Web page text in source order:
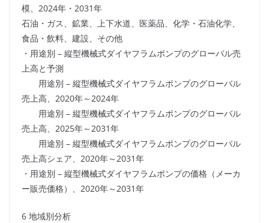
模、2024年・2031年
石油・ガス、鉱業、上下水道、医薬品、化学・石油化学、
食品・飲料、建設、その他
・用途別 – 縦型機械式ダイヤフラムポンプのグローバル売
上高と予測
用途別 – 縦型機械式ダイヤフラムポンプのグローバル
売上高、2020年～2024年
用途別 – 縦型機械式ダイヤフラムポンプのグローバル
売上高、2025年～2031年
用途別 – 縦型機械式ダイヤフラムポンプのグローバル
売上高シェア、2020年～2031年
・用途別 – 縦型機械式ダイヤフラムポンプの価格（メーカ
ー販売価格）、2020年～2031年
6 地域別分析